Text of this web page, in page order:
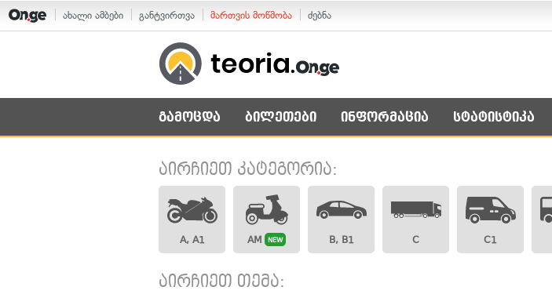
ახალი ამბები განტვირთვა მართვის მოწმობა ძებნა
გამოცდა ბილეთები ინფორმაცია სტატისტიკა
აირჩიეთ კატეგორია:
A, A1 AM NEW B, B1 C C1
აირჩიეთ თემა: